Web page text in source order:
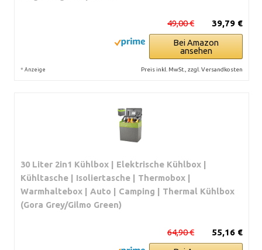
39,79 €
49,00 €
Bei Amazon
ansehen
* Anzeige Preis inkl. MwSt., zzgl. Versandkosten
30 Liter 2in1 Kühlbox | Elektrische Kühlbox |
Kühltasche | Isoliertasche | Thermobox |
Warmhaltebox | Auto | Camping | Thermal Kühlbox
(Gora Grey/Gilmo Green)
55,16 €
64,90 €